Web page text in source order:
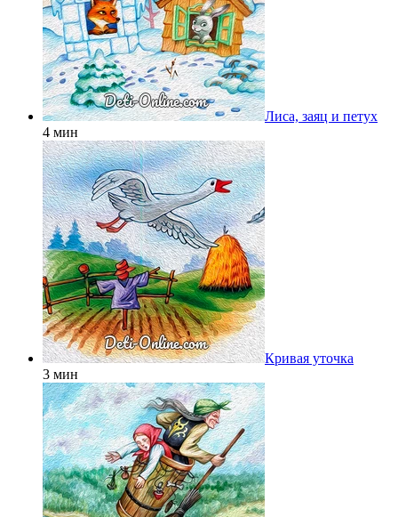
Лиса, заяц и петух
4 мин
Кривая уточка
3 мин